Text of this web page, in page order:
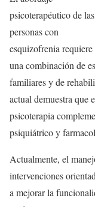
psicoterapéutico de las
personas con
esquizofrenia requiere
una combinación de
familiares y de
actual demuestra que
psicoterapia
psiquiátrico y
Actualmente, el
intervenciones
a mejorar la